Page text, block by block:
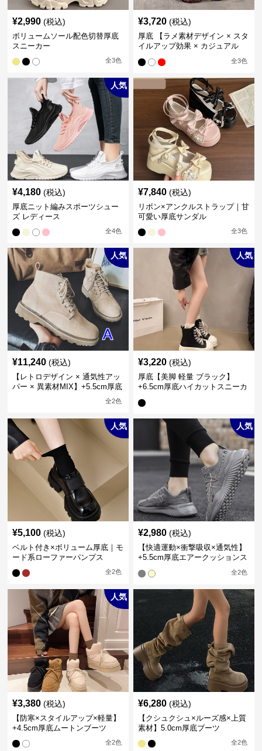
¥2,990 (税込)
ボリュームソール配色切替厚底
スニーカー
全3色
¥3,720 (税込)
厚底 【ラメ素材デザイン × スタ
イルアップ効果 × カジュアル
全3色
人気
¥4,180 (税込)
厚底ニット編みスポーツシュー
ズ レディース
全4色
¥7,840 (税込)
リボン×アンクルストラップ｜甘
可愛い厚底サンダル
全3色
人気
¥11,240 (税込)
【レトロデザイン × 通気性アッ
パー × 異素材MIX】+5.5cm厚底
全2色
人気
¥3,220 (税込)
厚底【美脚 軽量 ブラック】
+6.5cm厚底ハイカットスニーカ
人気
¥5,100 (税込)
ベルト付き×ボリューム厚底｜モ
ード系ローファーパンプス
全2色
人気
¥2,980 (税込)
【快適運動×衝撃吸収×通気性】
+5.5cm厚底エアークッションス
全2色
人気
¥3,380 (税込)
【防寒×スタイルアップ×軽量】
+4.5cm厚底ムートンブーツ
全2色
¥6,280 (税込)
【クシュクシュ×ルーズ感×上質
素材】5.0cm厚底ブーツ
全2色